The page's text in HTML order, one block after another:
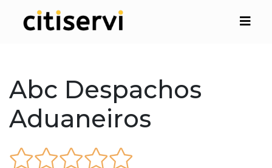
Abc Despachos
Aduaneiros